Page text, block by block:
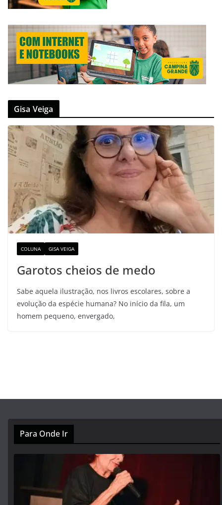
Gisa Veiga
COLUNA GISA VEIGA
Garotos cheios de medo
Sabe aquela ilustração, nos livros escolares, sobre a
evolução da espécie humana? No início da fila, um
homem pequeno, envergado,
Para Onde Ir